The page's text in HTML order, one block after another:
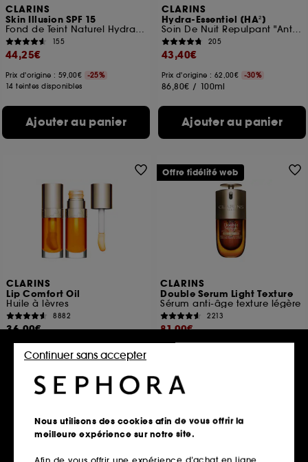
CLARINS
Skin Illusion SPF 15
Fond de Teint Naturel Hydratation
155
44,25€
Prix d'origine : 59,00€
-25%
14 teintes disponibles
Ajouter au panier
CLARINS
Hydra-Essentiel [HA²]
Soin De Nuit Repulpant "Anti-Soif"
205
43,40€
Prix d'origine : 62,00€ -30%
86,80€ / 100ml
Ajouter au panier
CLARINS
Lip Comfort Oil
Huile à lèvres
8882
36,00€
10 teintes disponibles
Ajouter au panier
CLARINS
Double Serum Light Texture
Sérum anti-âge texture légère
2213
81,00€
Ajouter au panier
Offre fidélité web
Nous utilisons des cookies afin de vous offrir la
meilleure expérience sur notre site.
Afin de vous offrir une expérience d’achat en ligne
Continuer sans accepter